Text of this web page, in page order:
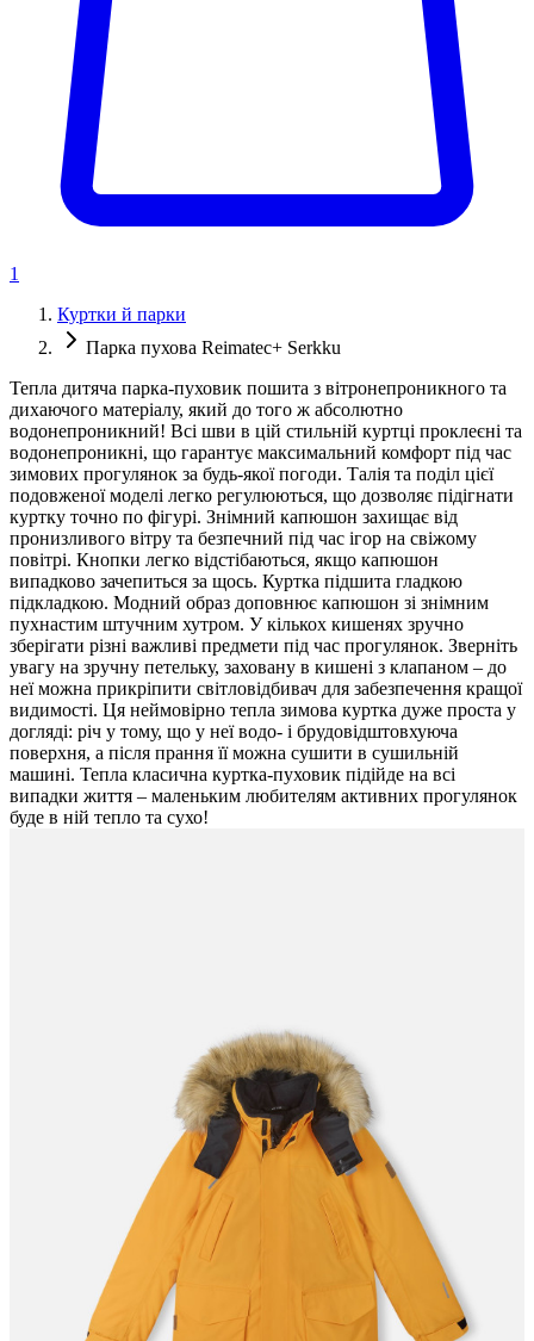
1
Куртки й парки
Парка пухова Reimatec+ Serkku
Тепла дитяча парка-пуховик пошита з вітронепроникного та
дихаючого матеріалу, який до того ж абсолютно
водонепроникний! Всі шви в цій стильній куртці проклеєні та
водонепроникні, що гарантує максимальний комфорт під час
зимових прогулянок за будь-якої погоди. Талія та поділ цієї
подовженої моделі легко регулюються, що дозволяє підігнати
куртку точно по фігурі. Знімний капюшон захищає від
пронизливого вітру та безпечний під час ігор на свіжому
повітрі. Кнопки легко відстібаються, якщо капюшон
випадково зачепиться за щось. Куртка підшита гладкою
підкладкою. Модний образ доповнює капюшон зі знімним
пухнастим штучним хутром. У кількох кишенях зручно
зберігати різні важливі предмети під час прогулянок. Зверніть
увагу на зручну петельку, заховану в кишені з клапаном – до
неї можна прикріпити світловідбивач для забезпечення кращої
видимості. Ця неймовірно тепла зимова куртка дуже проста у
догляді: річ у тому, що у неї водо- і брудовідштовхуюча
поверхня, а після прання її можна сушити в сушильній
машині. Тепла класична куртка-пуховик підійде на всі
випадки життя – маленьким любителям активних прогулянок
буде в ній тепло та сухо!